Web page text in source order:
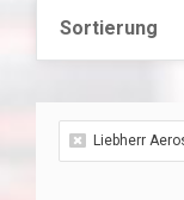
Sortierung
Liebherr